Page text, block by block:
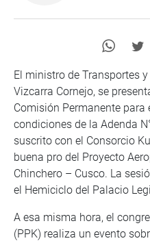
El ministro de Transportes
Vizcarra Cornejo, se
Comisión Permanente
condiciones de la Adenda
suscrito con el Consorcio
buena pro del Proyecto
Chinchero – Cusco. La
el Hemiciclo del Palacio
A esa misma hora, el
(PPK) realiza un evento